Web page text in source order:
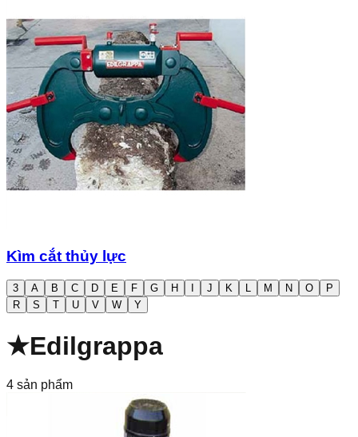
Kìm cắt thủy lực
3 A B C D E F G H J K L M N O
P
R
S T U V W Y
★Edilgrappa
4 sản phẩm